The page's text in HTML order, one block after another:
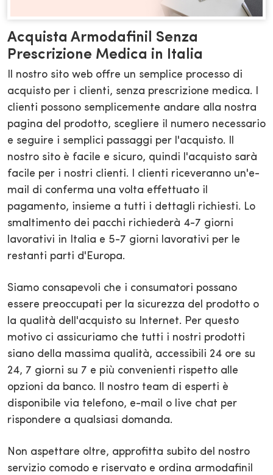
Acquista Armodafinil Senza
Prescrizione Medica in Italia
Il nostro sito web offre un semplice processo di
acquisto per i clienti, senza prescrizione medica. I
clienti possono semplicemente andare alla nostra
pagina del prodotto, scegliere il numero necessario
e seguire i semplici passaggi per l'acquisto. Il
nostro sito è facile e sicuro, quindi l'acquisto sarà
facile per i nostri clienti. I clienti riceveranno un'e-
mail di conferma una volta effettuato il
pagamento, insieme a tutti i dettagli richiesti. Lo
smaltimento dei pacchi richiederà 4-7 giorni
lavorativi in Italia e 5-7 giorni lavorativi per le
restanti parti d'Europa.
Siamo consapevoli che i consumatori possano
essere preoccupati per la sicurezza del prodotto o
la qualità dell'acquisto su Internet. Per questo
motivo ci assicuriamo che tutti i nostri prodotti
siano della massima qualità, accessibili 24 ore su
24, 7 giorni su 7 e più convenienti rispetto alle
opzioni da banco. Il nostro team di esperti è
disponibile via telefono, e-mail o live chat per
rispondere a qualsiasi domanda.
Non aspettare oltre, approfitta subito del nostro
servizio comodo e riservato e ordina armodafinil